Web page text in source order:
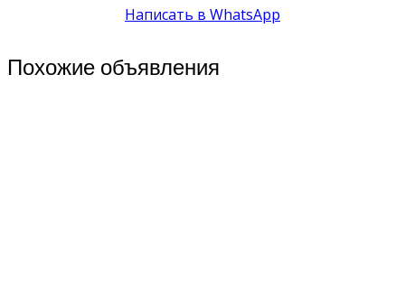
Написать в WhatsApp
Похожие объявления